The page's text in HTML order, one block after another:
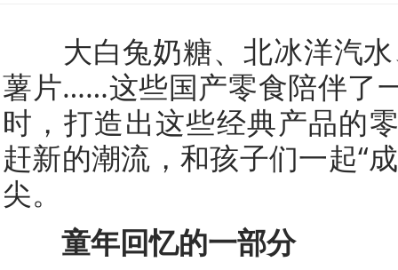
大白兔奶糖、北冰洋汽水
薯片……这些国产零食陪伴了
时，打造出这些经典产品的
赶新的潮流，和孩子们一起“
尖。
童年回忆的一部分